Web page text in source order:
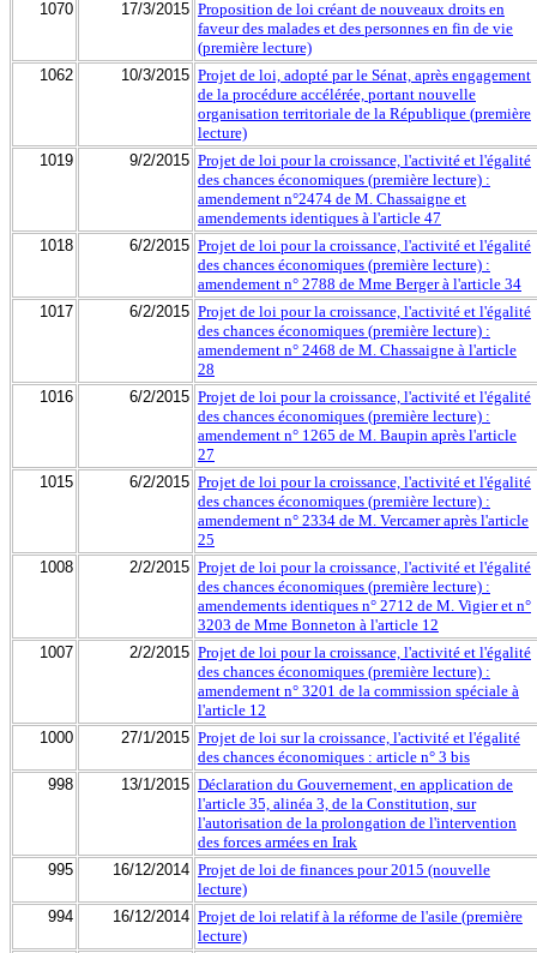
1070
17/3/2015 Proposition de loi créant de nouveaux droits en
faveur des malades et des personnes en fin de vie
(première lecture)
1062
10/3/2015 Projet de loi, adopté par le Sénat, après engagement
de la procédure accélérée, portant nouvelle
organisation territoriale de la République (première
lecture)
1019
9/2/2015 Projet de loi pour la croissance, l'activité et l'égalité
des chances économiques (première lecture) :
amendement n°2474 de M. Chassaigne et
amendements identiques à l'article 47
1018
6/2/2015 Projet de loi pour la croissance, l'activité et l'égalité
des chances économiques (première lecture) :
amendement n° 2788 de Mme Berger à l'article 34
1017
6/2/2015 Projet de loi pour la croissance, l'activité et l'égalité
des chances économiques (première lecture) :
amendement n° 2468 de M. Chassaigne à l'article
28
1016
6/2/2015 Projet de loi pour la croissance, l'activité et l'égalité
des chances économiques (première lecture) :
amendement n° 1265 de M. Baupin après l'article
27
1015
6/2/2015 Projet de loi pour la croissance, l'activité et l'égalité
des chances économiques (première lecture) :
amendement n° 2334 de M. Vercamer après l'article
25
1008
2/2/2015 Projet de loi pour la croissance, l'activité et l'égalité
des chances économiques (première lecture) :
amendements identiques n° 2712 de M. Vigier et n°
3203 de Mme Bonneton à l'article 12
1007
2/2/2015 Projet de loi pour la croissance, l'activité et l'égalité
des chances économiques (première lecture) :
amendement n° 3201 de la commission spéciale à
l'article 12
1000
27/1/2015 Projet de loi sur la croissance, l'activité et l'égalité
des chances économiques : article n° 3 bis
998
13/1/2015 Déclaration du Gouvernement, en application de
l'article 35, alinéa 3, de la Constitution, sur
l'autorisation de la prolongation de l'intervention
des forces armées en Irak
995
16/12/2014 Projet de loi de finances pour 2015 (nouvelle
lecture)
994
16/12/2014 Projet de loi relatif à la réforme de l'asile (première
lecture)